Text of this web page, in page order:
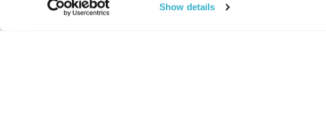
Show details